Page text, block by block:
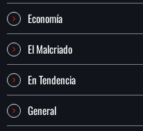
Economía
El Malcriado
En Tendencia
General